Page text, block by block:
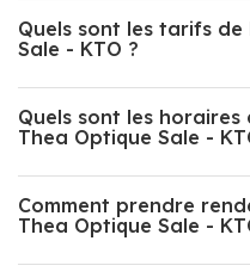
Quels sont les tarifs
Sale - KTO ?
Quels sont les
Thea Optique Sale -
Comment prendre
Thea Optique Sale -